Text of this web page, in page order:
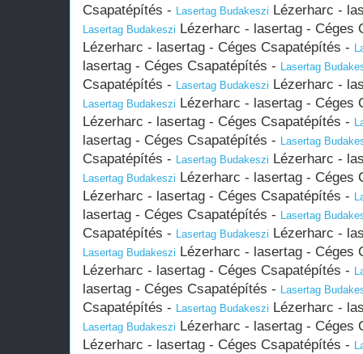
Csapatépítés - Lasertag Budakeszi Lézerharc -
Lasertag Budakeszi Lézerharc - lasertag - Céges
Lézerharc - lasertag - Céges Csapatépítés -
lasertag - Céges Csapatépítés - Lasertag
Csapatépítés - Lasertag Budakeszi Lézerharc -
Lasertag Budakeszi Lézerharc - lasertag - Céges
Lézerharc - lasertag - Céges Csapatépítés -
lasertag - Céges Csapatépítés - Lasertag
Csapatépítés - Lasertag Budakeszi Lézerharc -
Lasertag Budakeszi Lézerharc - lasertag - Céges
Lézerharc - lasertag - Céges Csapatépítés -
lasertag - Céges Csapatépítés - Lasertag
Csapatépítés - Lasertag Budakeszi Lézerharc -
Lasertag Budakeszi Lézerharc - lasertag - Céges
Lézerharc - lasertag - Céges Csapatépítés -
lasertag - Céges Csapatépítés - Lasertag
Csapatépítés - Lasertag Budakeszi Lézerharc -
Lasertag Budakeszi Lézerharc - lasertag - Céges
Lézerharc - lasertag - Céges Csapatépítés -